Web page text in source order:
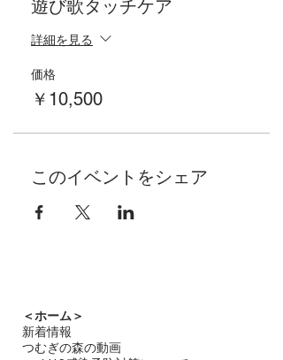
遊び歌タッチケア
詳細を見る
価格
￥10,500
このイベントをシェア
＜ホーム＞
新着情報
つむぎの森の動画